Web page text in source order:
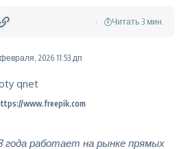
2026 11:53 дп
Читать 3 мин.
www.freepik.com
года работает на рынке прямых